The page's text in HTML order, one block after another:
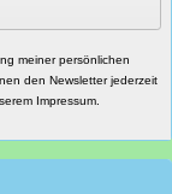
meiner persönlichen
den Newsletter jederzeit
Impressum.